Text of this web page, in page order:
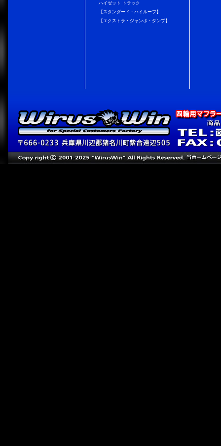
ハイゼット トラック
【スタンダード・ハイルーフ】
【エクストラ・ジャンボ・ダンプ】